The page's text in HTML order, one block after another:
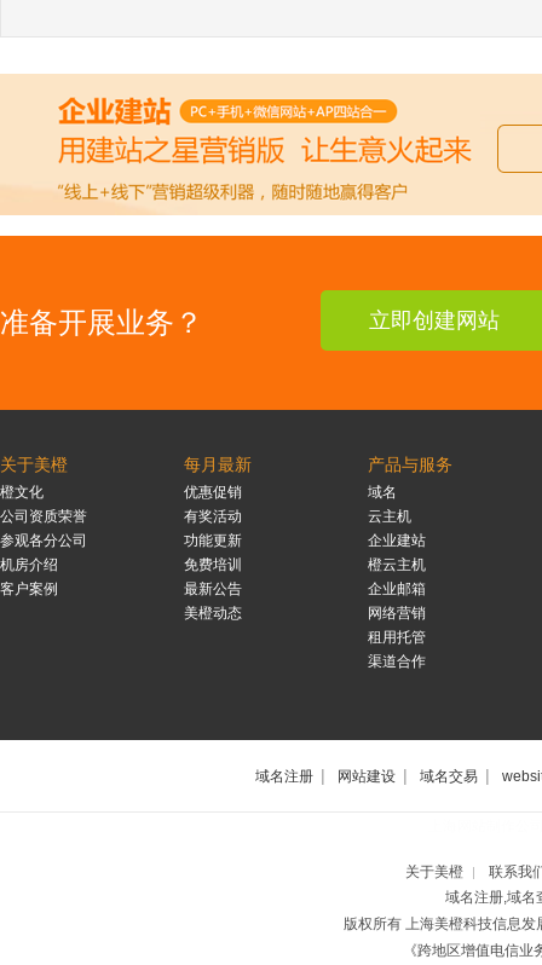
准备开展业务？ 立即创建网站
关于美橙
橙文化
公司资质荣誉
参观各分公司
机房介绍
客户案例
每月最新
优惠促销
有奖活动
功能更新
免费培训
最新公告
美橙动态
产品与服务
域名
云主机
企业建站
橙云主机
企业邮箱
网络营销
租用托管
渠道合作
域名注册 | 网站建设 | 域名交易 |
关于美橙 |
联系我
域名注册,域名
版权所有 上海美橙科技信息
《跨地区增值电信